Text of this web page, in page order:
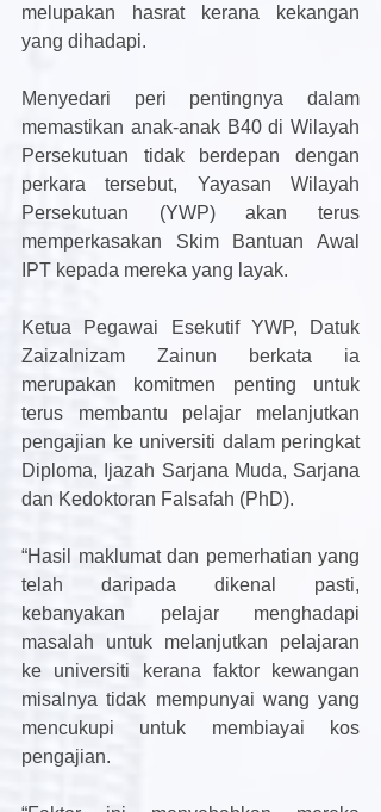
melupakan hasrat kerana kekangan
yang dihadapi.
Menyedari peri pentingnya dalam
memastikan anak-anak B40 di Wilayah
Persekutuan tidak berdepan dengan
perkara tersebut, Yayasan Wilayah
Persekutuan (YWP) akan terus
memperkasakan Skim Bantuan Awal
IPT kepada mereka yang layak.
Ketua Pegawai Esekutif YWP, Datuk
Zaizalnizam Zainun berkata ia
merupakan komitmen penting untuk
terus membantu pelajar melanjutkan
pengajian ke universiti dalam peringkat
Diploma, Ijazah Sarjana Muda, Sarjana
dan Kedoktoran Falsafah (PhD).
“Hasil maklumat dan pemerhatian yang
telah daripada dikenal pasti,
kebanyakan pelajar menghadapi
masalah untuk melanjutkan pelajaran
ke universiti kerana faktor kewangan
misalnya tidak mempunyai wang yang
mencukupi untuk membiayai kos
pengajian.